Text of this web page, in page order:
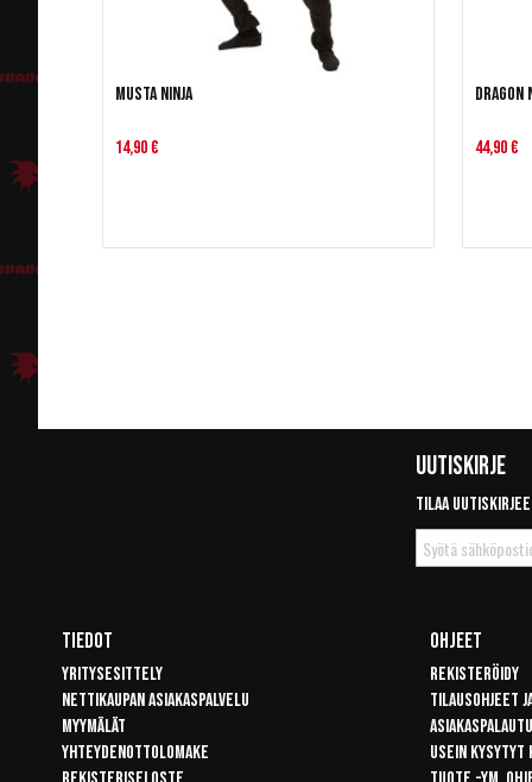
Musta Ninja
14,90 €
Dragon
44,90 €
Uutiskirje
Tilaa
Tilaa
uutiskirje
Tiedot
Yritysesittely
Nettikaupan asiakaspalvelu
Myymälät
Yhteydenottolomake
Ohjeet
Rekisteröidy
Tilausohjeet
Usein kysytyt